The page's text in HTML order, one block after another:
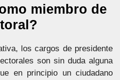
miembro de
los cargos de presidente
son sin duda alguna
en principio un ciudadano